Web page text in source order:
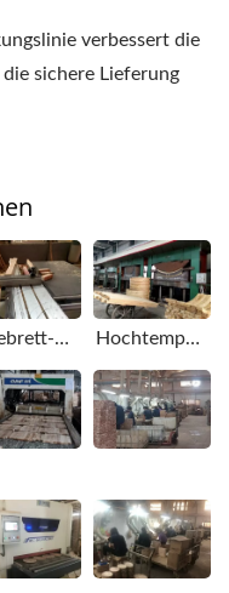
verbessert die
sichere Lieferung
Sägebrett-Ausrüstungstisch. Hochtemperatur-Heißpressformmaschine, Pressform-Bogenhalter.